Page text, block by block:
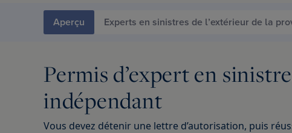
Aperçu Experts en sinistres de l’extérieur de la
Permis d’expert en
indépendant
Vous devez détenir une lettre d’autorisation, puis